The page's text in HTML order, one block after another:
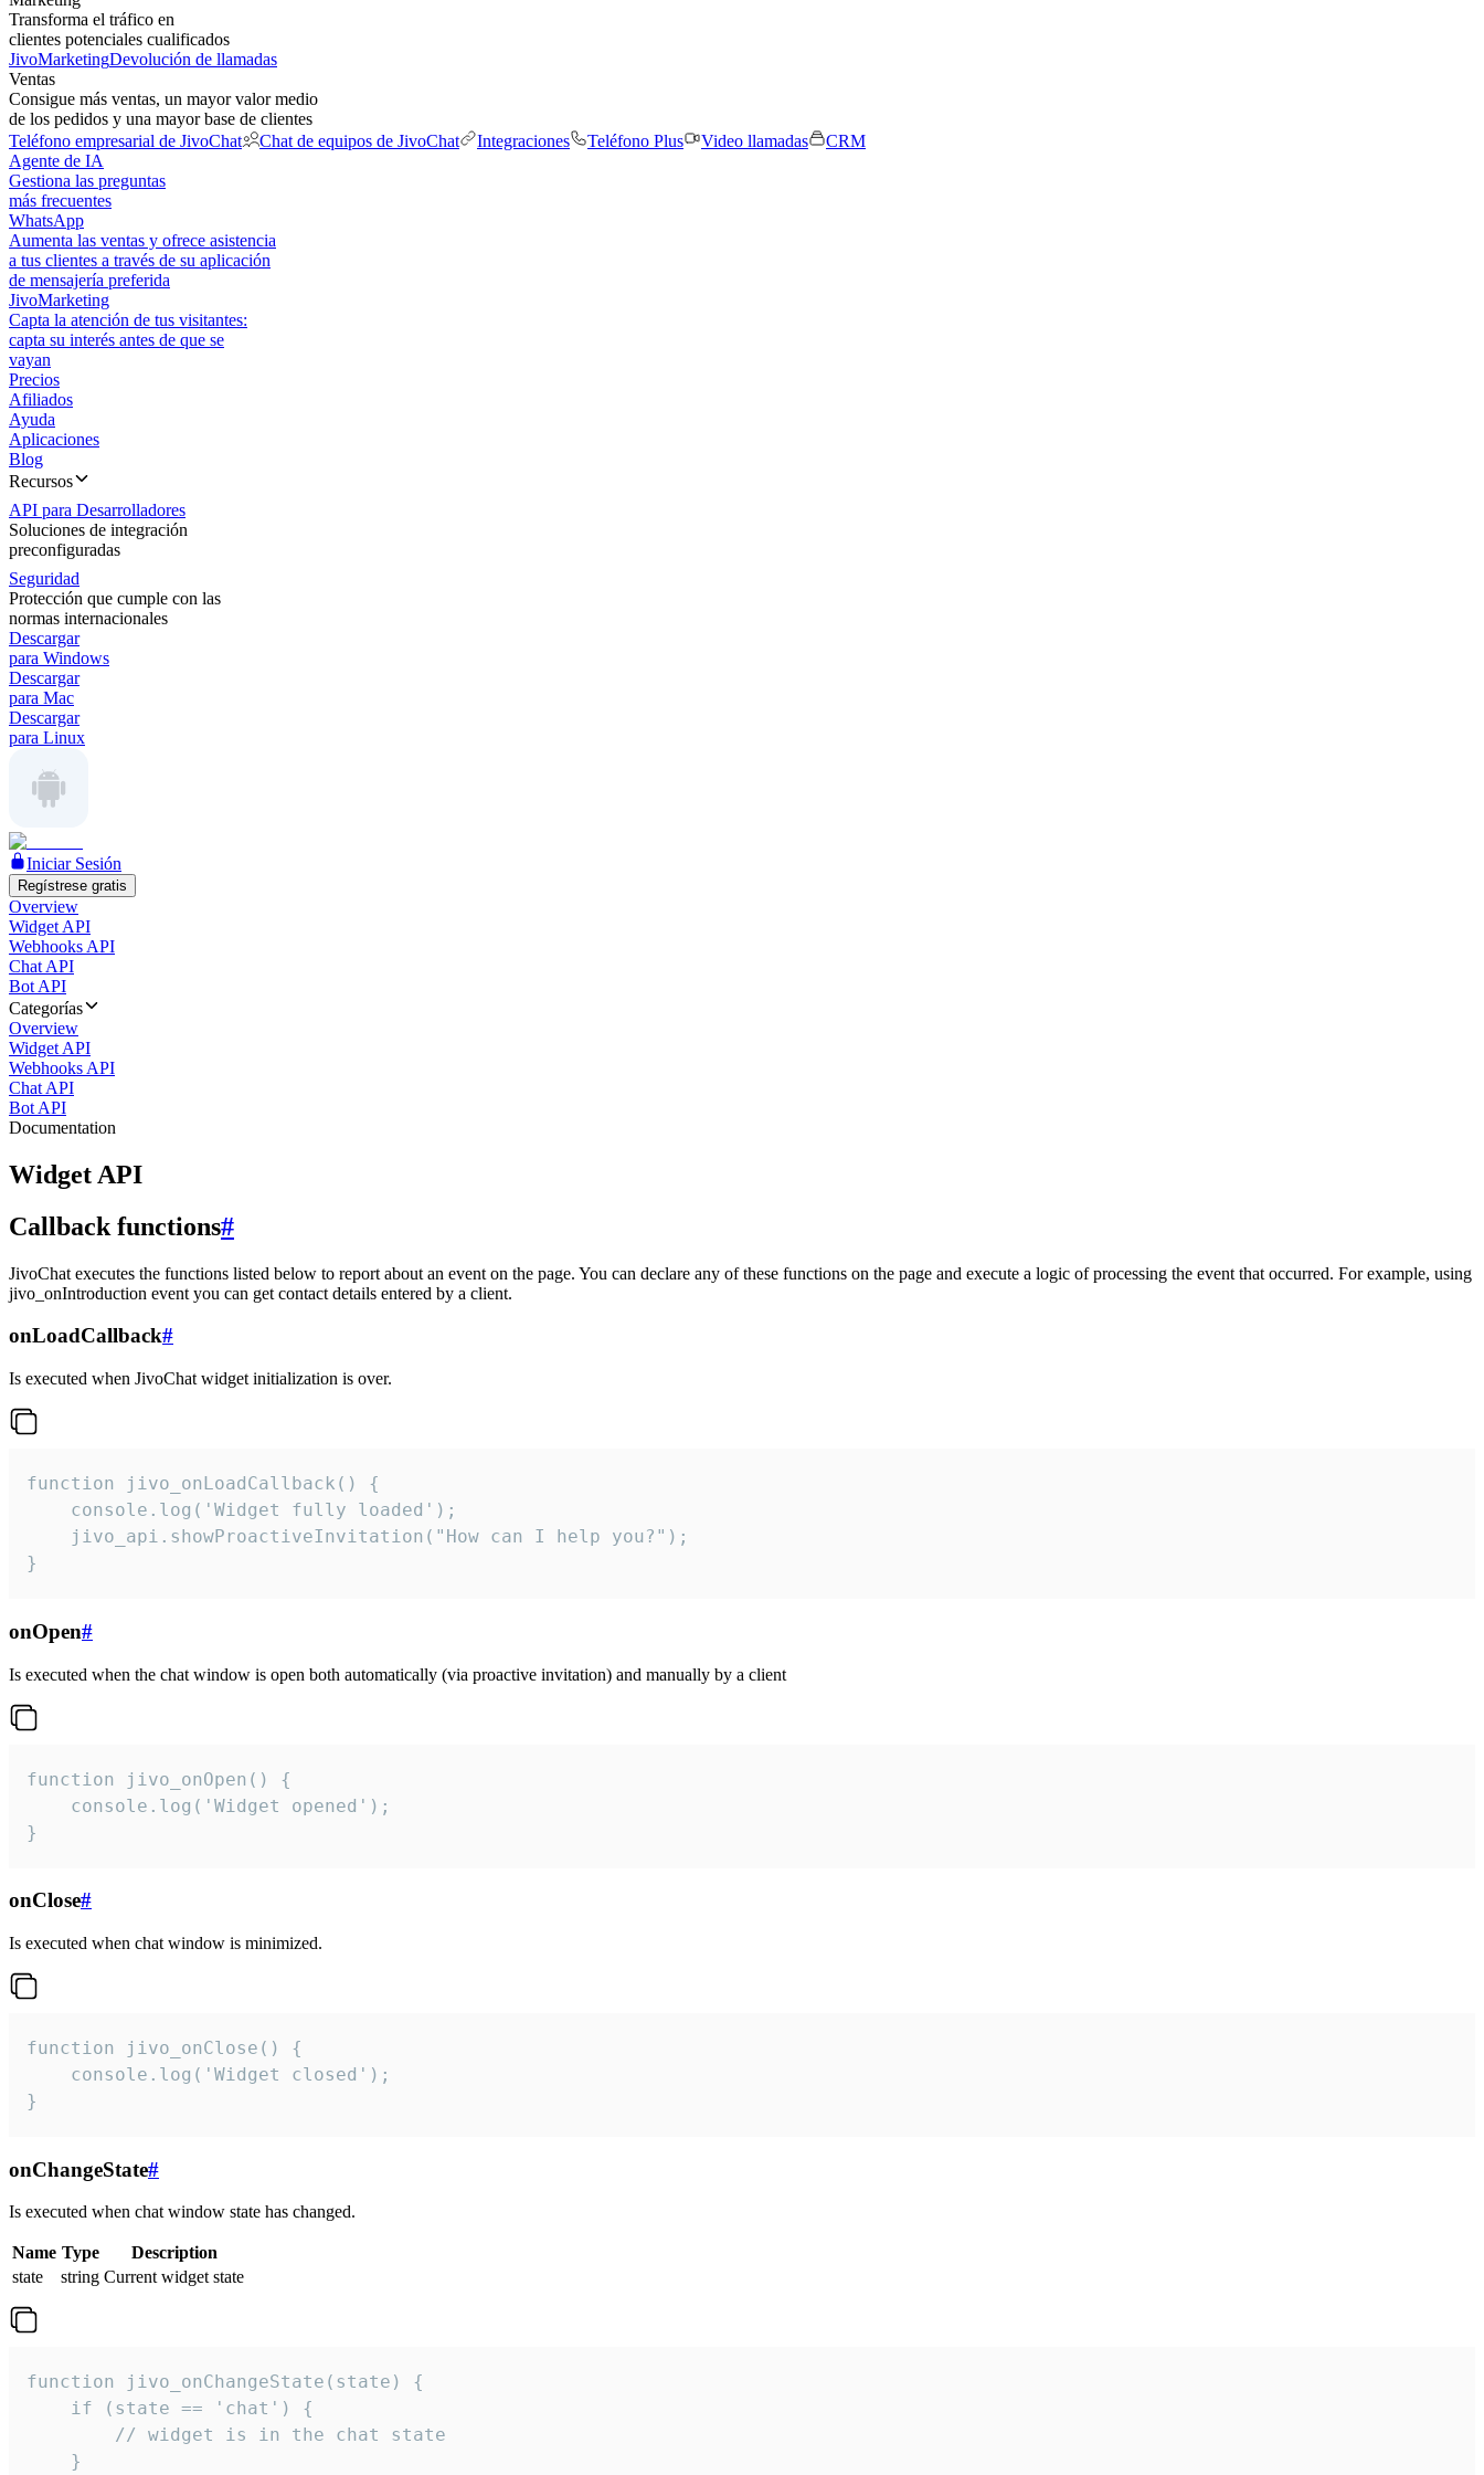
Transforma el tráfico en
clientes potenciales cualificados
JivoMarketingDevolución de llamadas
Ventas
Consigue más ventas, un mayor valor medio
de los pedidos y una mayor base de clientes
Teléfono empresarial de JivoChat
Chat de equipos de JivoChat Integraciones Teléfono Plus Video llamadas
CRM
Agente de IA
Gestiona las preguntas
más frecuentes
WhatsApp
Aumenta las ventas y ofrece asistencia
a tus clientes a través de su aplicación
de mensajería preferida
JivoMarketing
Capta la atención de tus visitantes:
capta su interés antes de que se
vayan
Precios
Afiliados
Ayuda
Aplicaciones
Blog
Recursos
API para Desarrolladores
Soluciones de integración
preconfiguradas
Seguridad
Protección que cumple con las
normas internacionales
Descargar
para Windows
Descargar
para Mac
Descargar
para Linux
Iniciar Sesión
Regístrese gratis
Overview
Widget API
Webhooks API
Chat API
Bot API
Categorías
Overview
Widget API
Webhooks API
Chat API
Bot API
Documentation
Widget API
Callback functions#
JivoChat executes the functions listed below to report about an event on the page. You can declare any of these functions on the page and execute a logic of processing the event that occurred. For example, using
jivo_onIntroduction event you can get contact details entered by a client.
onLoadCallback#
Is executed when JivoChat widget initialization is over.
function jivo_onLoadCallback() {
    console.log('Widget fully loaded');
    jivo_api.showProactiveInvitation("How can I help you?");
}
onOpen#
Is executed when the chat window is open both automatically (via proactive invitation) and manually by a client
function jivo_onOpen() {
    console.log('Widget opened');
}
onClose#
Is executed when chat window is minimized.
function jivo_onClose() {
    console.log('Widget closed');
}
onChangeState#
Is executed when chat window state has changed.
Name Type
Description
state
string Current widget state
function jivo_onChangeState(state) {
    if (state == 'chat') {
        // widget is in the chat state
    }